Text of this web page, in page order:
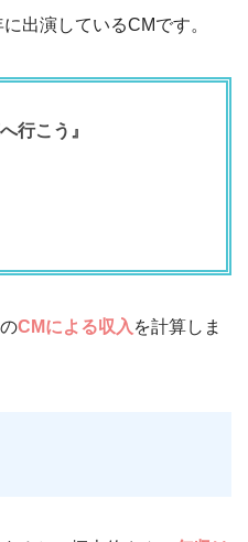
出演しているCMです。
行こう』
CMによる収入 を計算しま